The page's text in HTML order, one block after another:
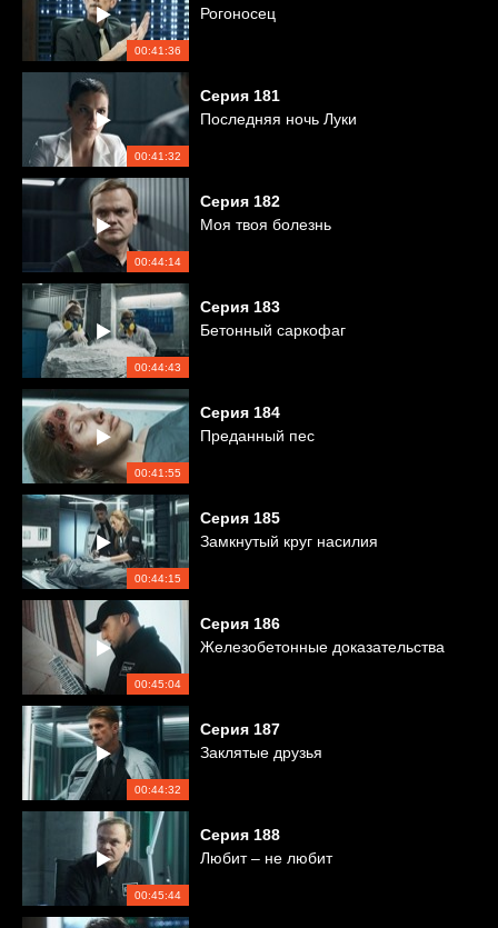
00:41:36
Рогоносец
00:41:32
Серия 181
Последняя ночь Луки
00:44:14
Серия 182
Моя твоя болезнь
00:44:43
Серия 183
Бетонный саркофаг
00:41:55
Серия 184
Преданный пес
00:44:15
Серия 185
Замкнутый круг насилия
00:45:04
Серия 186
Железобетонные доказательства
00:44:32
Серия 187
Заклятые друзья
00:45:44
Серия 188
Любит – не любит